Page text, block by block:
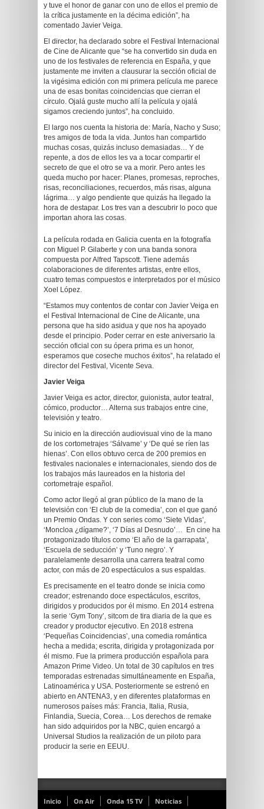
y tuve el honor de ganar con uno de ellos el premio de
la crítica justamente en la décima edición”, ha
comentado Javier Veiga.
El director, ha declarado sobre el Festival Internacional
de Cine de Alicante que “se ha convertido sin duda en
uno de los festivales de referencia en España, y que
justamente me inviten a clausurar la sección oficial de
la vigésima edición con mi primera película me parece
una de esas bonitas coincidencias que cierran el
círculo. Ojalá guste mucho allí la película y ojalá
sigamos creciendo juntos”, ha concluido.
El largo nos cuenta la historia de: María, Nacho y Suso;
tres amigos de toda la vida. Juntos han compartido
muchas cosas, quizás incluso demasiadas… Y de
repente, a dos de ellos les va a tocar compartir el
secreto de que el otro se va a morir. Pero antes les
queda mucho por hacer: Planes, promesas, reproches,
risas, reconciliaciones, recuerdos, más risas, alguna
lágrima… y algo pendiente que quizás ha llegado la
hora de destapar. Los tres van a descubrir lo poco que
importan ahora las cosas.
La película rodada en Galicia cuenta en la fotografía
con Miguel P. Gilaberte y con una banda sonora
compuesta por Alfred Tapscott. Tiene además
colaboraciones de diferentes artistas, entre ellos,
cuatro temas compuestos e interpretados por el músico
Xoel López.
“Estamos muy contentos de contar con Javier Veiga en
el Festival Internacional de Cine de Alicante, una
persona que ha sido asidua y que nos ha apoyado
desde el principio. Poder cerrar en este aniversario la
sección oficial con su ópera prima es un honor,
esperamos que coseche muchos éxitos”, ha relatado el
director del Festival, Vicente Seva.
Javier Veiga
Javier Veiga es actor, director, guionista, autor teatral,
cómico, productor… Alterna sus trabajos entre cine,
televisión y teatro.
Su inicio en la dirección audiovisual vino de la mano
de los cortometrajes ‘Sálvame’ y ‘De qué se ríen las
hienas’. Con ellos obtuvo cerca de 200 premios en
festivales nacionales e internacionales, siendo dos de
los trabajos más laureados en la historia del
cortometraje español.
Como actor llegó al gran público de la mano de la
televisión con ‘El club de la comedia’, con el que ganó
un Premio Ondas. Y con series como ‘Siete Vidas’,
‘Moncloa ¿dígame?’, ‘7 Días al Desnudo’… En cine ha
protagonizado títulos como ‘El año de la garrapata’,
‘Escuela de seducción’ y ‘Tuno negro’. Y
paralelamente desarrolla una carrera teatral como
actor, con más de 20 espectáculos a sus espaldas.
Es precisamente en el teatro donde se inicia como
creador; estrenando doce espectáculos, escritos,
dirigidos y producidos por él mismo. En 2014 estrena
la serie ‘Gym Tony’, sitcom de tira diaria de la que es
creador y productor ejecutivo. En 2018 estrena
‘Pequeñas Coincidencias’, una comedia romántica
hecha a medida; escrita, dirigida y protagonizada por
él mismo. Fue la primera producción española para
Amazon Prime Video. Un total de 30 capítulos en tres
temporadas estrenadas simultáneamente en España,
Latinoamérica y USA. Posteriormente se estrenó en
abierto en ANTENA3, y en diferentes plataformas en
numerosos países más: Francia, Italia, Rusia,
Finlandia, Suecia, Corea… Los derechos de remake
han sido adquiridos por la NBC, quien encargó a
Universal Studios la realización de un piloto para
producir la serie en EEUU.
Inicio On Air Onda 15 TV Noticias